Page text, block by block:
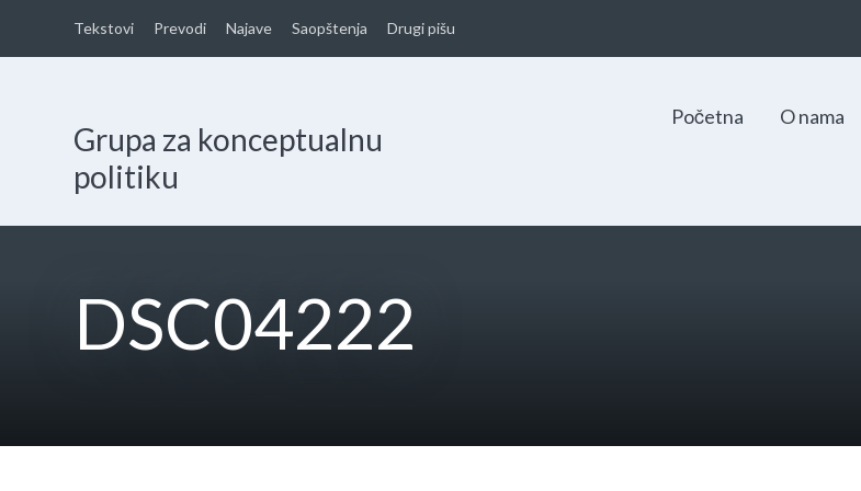
Tekstovi Prevodi Najave Saopštenja Drugi pišu
Grupa za konceptualnu
politiku
Početna O nama
DSC04222